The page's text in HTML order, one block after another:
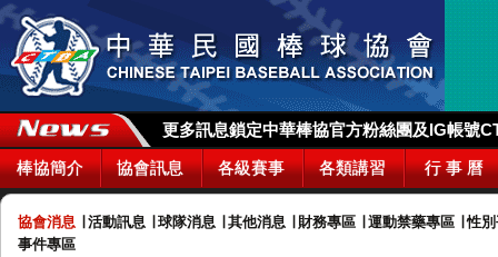
更多訊息鎖定中華棒協官方粉絲團及IG帳號
棒協簡介 協會訊息 各級賽事 各類講習 行 事 曆
協會消息 活動訊息 球隊消息 其他消息 財務專區 運動禁藥專區 ∣性
事件專區